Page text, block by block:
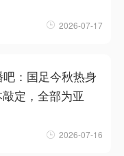
2026-07-17
：国足今秋热身
定，全部为亚
2026-07-16